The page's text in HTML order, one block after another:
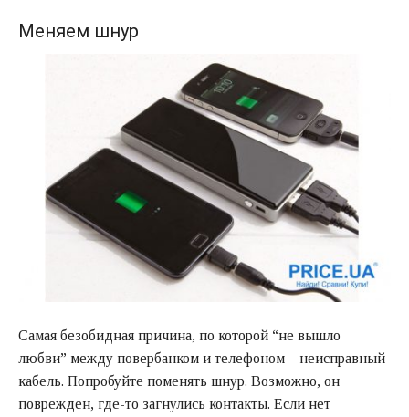
Меняем шнур
Самая безобидная причина, по которой “не вышло
любви” между повербанком и телефоном – неисправный
кабель. Попробуйте поменять шнур. Возможно, он
поврежден, где-то загнулись контакты. Если нет